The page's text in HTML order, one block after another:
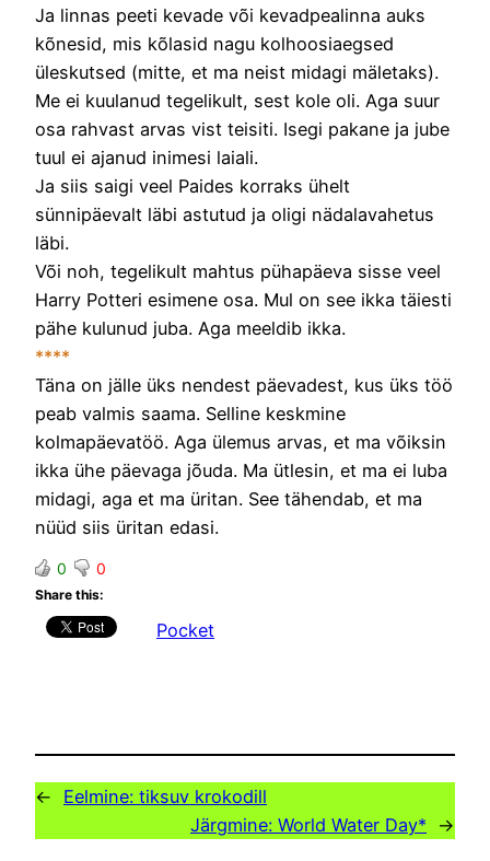
Ja linnas peeti kevade või kevadpealinna auks
kõnesid, mis kõlasid nagu kolhoosiaegsed
üleskutsed (mitte, et ma neist midagi mäletaks).
Me ei kuulanud tegelikult, sest kole oli. Aga suur
osa rahvast arvas vist teisiti. Isegi pakane ja jube
tuul ei ajanud inimesi laiali.
Ja siis saigi veel Paides korraks ühelt
sünnipäevalt läbi astutud ja oligi nädalavahetus
läbi.
Või noh, tegelikult mahtus pühapäeva sisse veel
Harry Potteri esimene osa. Mul on see ikka täiesti
pähe kulunud juba. Aga meeldib ikka.
****
Täna on jälle üks nendest päevadest, kus üks töö
peab valmis saama. Selline keskmine
kolmapäevatöö. Aga ülemus arvas, et ma võiksin
ikka ühe päevaga jõuda. Ma ütlesin, et ma ei luba
midagi, aga et ma üritan. See tähendab, et ma
nüüd siis üritan edasi.
0 0
Share this:
Pocket
← Eelmine: tiksuv krokodill
Järgmine: World Water Day* →